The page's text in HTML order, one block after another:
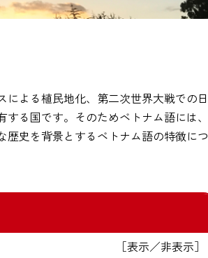
よる植民地化、第二次世界大戦での日
る国です。そのためベトナム語には、
史を背景とするベトナム語の特徴につ
［表示／非表示］